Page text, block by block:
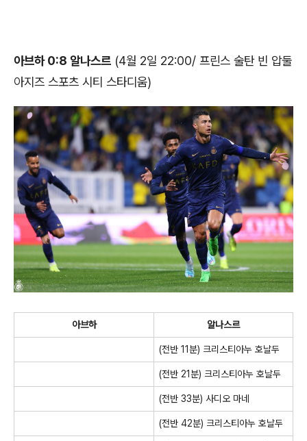
아브하 0:8 알나스르 (4월 2일 22:00/ 프린스 술탄 빈 압둘
아지즈 스포츠 시티 스타디움)
아브하 알나스르
(전반 11분) 크리스티아누 호날두
(전반 21분) 크리스티아누 호날두
(전반 33분) 사디오 마네
(전반 42분) 크리스티아누 호날두